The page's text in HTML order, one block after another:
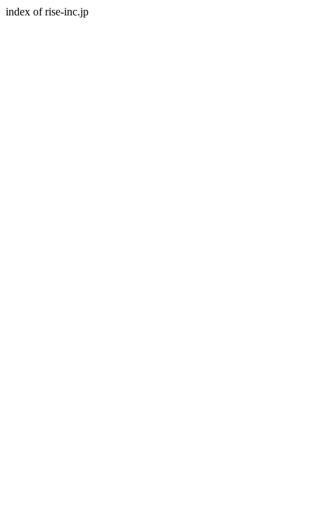
index of rise-inc.jp